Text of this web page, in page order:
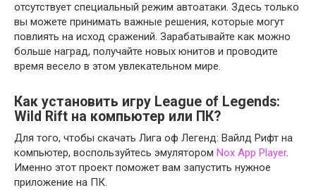
отсутствует специальный режим автоатаки. Здесь только
вы можете принимать важные решения, которые могут
повлиять на исход сражений. Зарабатывайте как можно
больше наград, получайте новых юнитов и проводите
время весело в этом увлекательном мире.
Как установить игру League of Legends:
Wild Rift на компьютер или ПК?
Для того, чтобы скачать Лига оф Легенд: Вайлд Рифт на
компьютер, воспользуйтесь эмулятором Nox App Player.
Именно этот проект поможет вам запустить нужное
приложение на ПК.